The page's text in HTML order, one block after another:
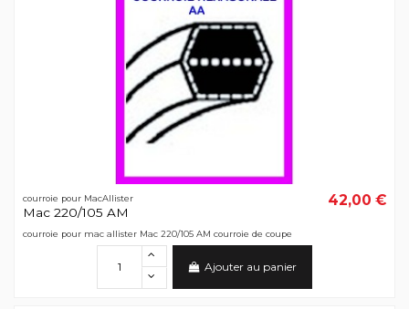
courroie pour MacAllister
Mac 220/105 AM
42,00 €
courroie pour mac allister Mac 220/105 AM courroie de coupe
Ajouter au panier